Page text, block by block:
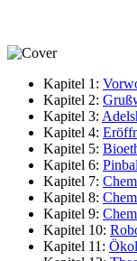
Kapitel 1:
Kapitel 2:
Kapitel 3:
Kapitel 4:
Kapitel 5:
Kapitel 6:
Kapitel 7:
Kapitel 8:
Kapitel 9:
Kapitel 10:
Kapitel 11: